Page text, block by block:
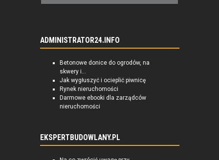
ADMINISTRATOR24.INFO
Betonowe donice do ogrodów, na
skwery i...
Jak wygłuszyć i ocieplić piwnicę
Rynek nieruchomości
Darmowe ebooki dla zarządców
nieruchomości
EKSPERTBUDOWLANY.PL